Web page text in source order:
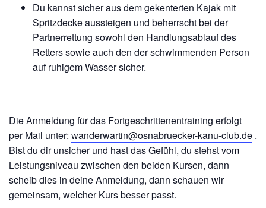
Du kannst sicher aus dem gekenterten Kajak mit
Spritzdecke aussteigen und beherrscht bei der
Partnerrettung sowohl den Handlungsablauf des
Retters sowie auch den der schwimmenden Person
auf ruhigem Wasser sicher.
Die Anmeldung für das Fortgeschrittenentraining erfolgt
per Mail unter: wanderwartin@osnabruecker-kanu-club.de .
Bist du dir unsicher und hast das Gefühl, du stehst vom
Leistungsniveau zwischen den beiden Kursen, dann
scheib dies in deine Anmeldung, dann schauen wir
gemeinsam, welcher Kurs besser passt.